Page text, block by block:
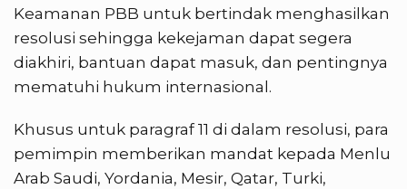
Keamanan PBB untuk bertindak menghasilkan
resolusi sehingga kekejaman dapat segera
diakhiri, bantuan dapat masuk, dan pentingnya
mematuhi hukum internasional.
Khusus untuk paragraf 11 di dalam resolusi, para
pemimpin memberikan mandat kepada Menlu
Arab Saudi, Yordania, Mesir, Qatar, Turki,